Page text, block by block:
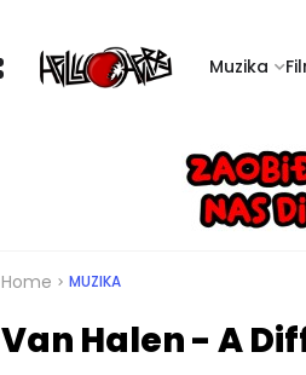
Muzika
Home MUZIKA
Van Halen - A